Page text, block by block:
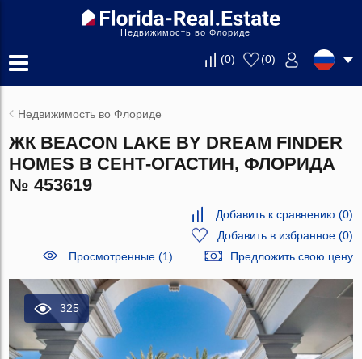
Недвижимость во Флориде
(0) (0)
Недвижимость во Флориде
ЖК BEACON LAKE BY DREAM FINDER
HOMES В СЕНТ-ОГАСТИН, ФЛОРИДА
№ 453619
Добавить к сравнению (0)
Добавить в избранное(0)
Просмотренные (1)
Предложить свою цену
325